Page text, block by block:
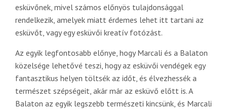
esküvőnek, mivel számos előnyös tulajdonsággal
rendelkezik, amelyek miatt érdemes lehet itt tartani az
esküvőt, vagy egy esküvői kreatív fotózást.
Az egyik legfontosabb előnye, hogy Marcali és a Balaton
közelsége lehetővé teszi, hogy az esküvői vendégek egy
fantasztikus helyen töltsék az időt, és élvezhessék a
természet szépségeit, akár már az esküvő előtt is. A
Balaton az egyik legszebb természeti kincsünk, és Marcali